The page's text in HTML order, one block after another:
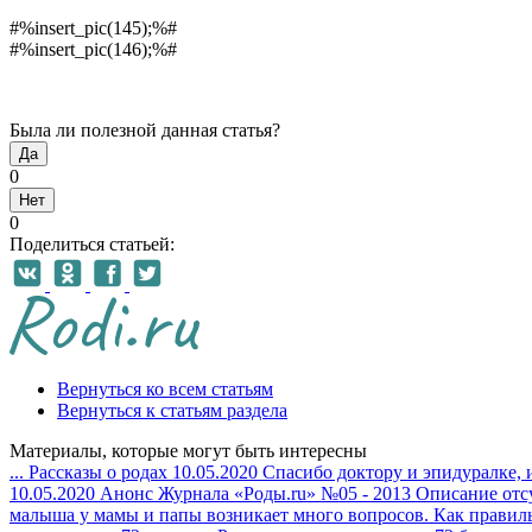
#%insert_pic(145);%#
#%insert_pic(146);%#
Была ли полезной данная статья?
Да
0
Нет
0
Поделиться статьей:
Вернуться ко всем статьям
Вернуться к статьям раздела
Материалы, которые могут быть интересны
... Рассказы о родах 10.05.2020 Спасибо доктору и
10.05.2020 Анонс Журнала «Роды.ru» №05 - 2013 Описание
малыша у мамы и папы возникает много вопросов. Как